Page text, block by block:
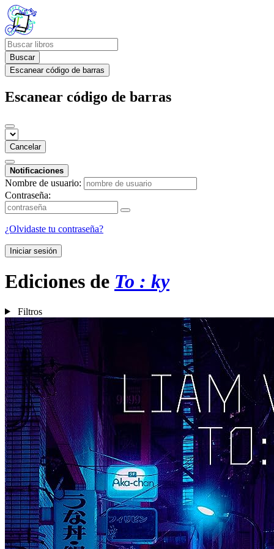
Buscar
Escanear código de barras
Escanear código de barras
Cancelar
Notificaciones
Nombre de usuario:
Contraseña:
¿Olvidaste tu contraseña?
Iniciar sesión
Ediciones de To : ky
Filtros